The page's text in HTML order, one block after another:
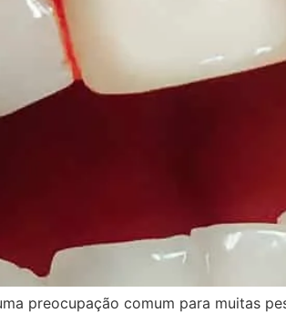
preocupação comum para muitas